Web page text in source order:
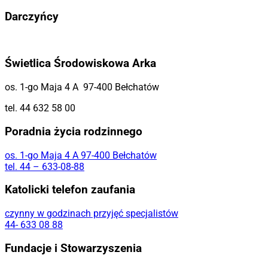
Darczyńcy
Świetlica Środowiskowa Arka
os. 1-go Maja 4 A 97-400 Bełchatów
tel. 44 632 58 00
Poradnia życia rodzinnego
os. 1-go Maja 4 A 97-400 Bełchatów
tel. 44 – 633-08-88
Katolicki telefon zaufania
czynny w godzinach przyjęć specjalistów
44- 633 08 88
Fundacje i Stowarzyszenia